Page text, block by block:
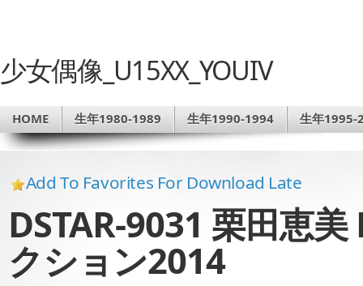
少女偶像_U15XX_YOUIV
HOME 生年1980-1989 生年1990-1994 生年1995-
Add To Favorites For Download Late
DSTAR-9031 栗田恵
クション2014